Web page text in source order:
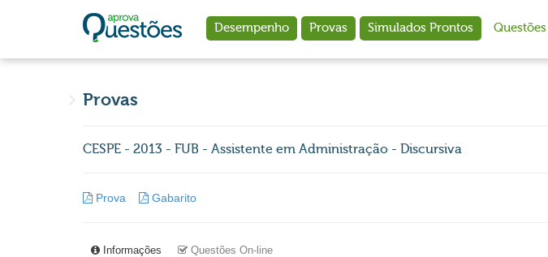
Desempenho Provas Simulados Prontos Questões
Provas
CESPE - 2013 - FUB - Assistente em Administração - Discursiva
Prova Gabarito
Informações Questões On-line